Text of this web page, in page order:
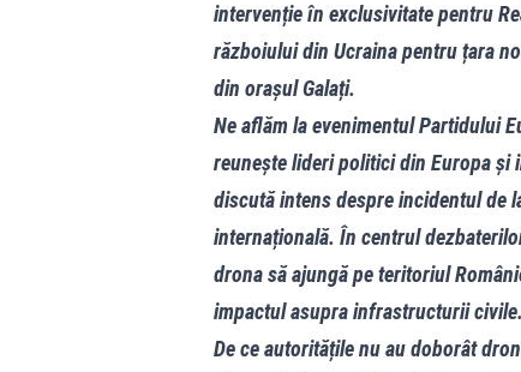
intervenție în exclusivitate pentru
războiului din Ucraina pentru țara
din orașul Galați.
Ne aflăm la evenimentul Partidului
reunește lideri politici din Europa și
discută intens despre incidentul de
internațională. În centrul
drona să ajungă pe teritoriul
impactul asupra infrastructurii civile.
De ce autoritățile nu au doborât